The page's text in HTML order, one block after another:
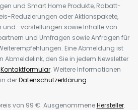
und Smart Home Produkte, Rabatt-
Reduzierungen oder Aktionspakete,
und -vorstellungen sowie Inhalte von
und Umfragen sowie Anfragen für
Eine Abmeldung ist
Abmeldelink, den Sie in jedem Newsletter
Kontaktformular. Weitere Informationen
derDatenschutzerklärung.
von 99 €. AusgenommeneHersteller.